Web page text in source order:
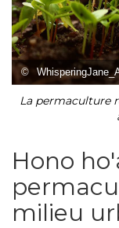
©
La permaculture
Hono
milieu